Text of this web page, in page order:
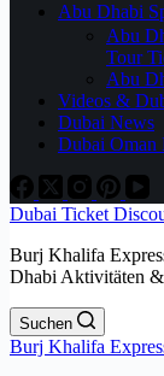
Abu Dhabi
Abu
Tour
Abu
Videos &
Dubai News
Dubai Oman
Dubai Ticket
Burj Khalifa
Dhabi Aktivitäten
Suchen
Burj Khalifa